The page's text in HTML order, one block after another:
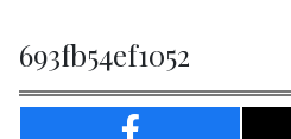
693fb54ef1052